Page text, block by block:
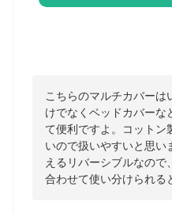
こちらのマルチカバー
けでなくベッドカバーな
て便利ですよ。コットン
いので扱いやすいと思い
えるリバーシブルなので
合わせて使い分けられる